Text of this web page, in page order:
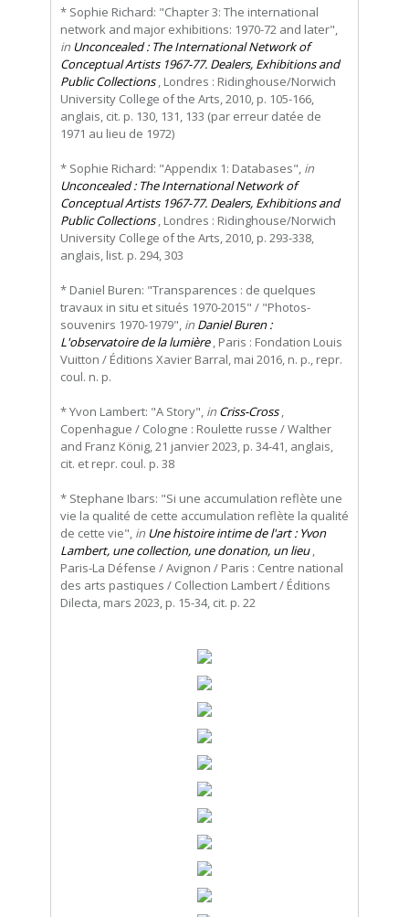
* Sophie Richard: "Chapter 3: The international
network and major exhibitions: 1970-72 and later",
in Unconcealed : The International Network of
Conceptual Artists 1967-77. Dealers, Exhibitions and
Public Collections, Londres : Ridinghouse/Norwich
University College of the Arts, 2010, p. 105-166,
anglais, cit. p. 130, 131, 133 (par erreur datée de
1971 au lieu de 1972)
* Sophie Richard: "Appendix 1: Databases", in
Unconcealed : The International Network of
Conceptual Artists 1967-77. Dealers, Exhibitions and
Public Collections, Londres : Ridinghouse/Norwich
University College of the Arts, 2010, p. 293-338,
anglais, list. p. 294, 303
* Daniel Buren: "Transparences : de quelques
travaux in situ et situés 1970-2015" / "Photos-
souvenirs 1970-1979", in Daniel Buren :
L'observatoire de la lumière, Paris : Fondation Louis
Vuitton / Éditions Xavier Barral, mai 2016, n. p., repr.
coul. n. p.
* Yvon Lambert: "A Story", in Criss-Cross,
Copenhague / Cologne : Roulette russe / Walther
and Franz König, 21 janvier 2023, p. 34-41, anglais,
cit. et repr. coul. p. 38
* Stephane Ibars: "Si une accumulation reflète une
vie la qualité de cette accumulation reflète la qualité
de cette vie", in Une histoire intime de l'art : Yvon
Lambert, une collection, une donation, un lieu,
Paris-La Défense / Avignon / Paris : Centre national
des arts pastiques / Collection Lambert / Éditions
Dilecta, mars 2023, p. 15-34, cit. p. 22